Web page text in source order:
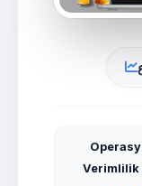
Verimlilik